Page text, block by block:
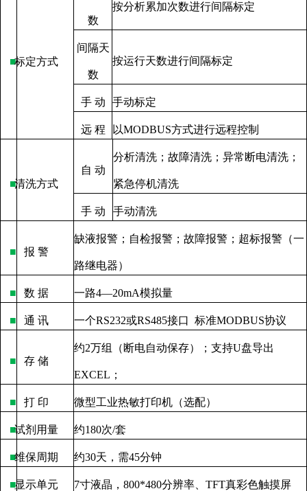
■标定方式
数
按分析累加次数进行间隔标定
间隔天
数
按运行天数进行间隔标定
手 动 手动标定
远 程 以MODBUS方式进行远程控制
■清洗方式
自 动
分析清洗；故障清洗；异常断电清洗；
紧急停机清洗
手 动 手动清洗
■ 报 警
缺液报警；自检报警；故障报警；超标报警（一
路继电器）
■ 数 据 一路4—20mA模拟量
■ 通 讯 一个RS232或RS485接口 标准MODBUS协议
■ 存 储
约2万组（断电自动保存）；支持U盘导出
EXCEL ；
■ 打 印 微型工业热敏打印机（选配）
■试剂用量 约180次/套
■维保周期 约30天，需45分钟
■显示单元 7寸液晶， 800*480分辨率、 TFT真彩色触摸屏